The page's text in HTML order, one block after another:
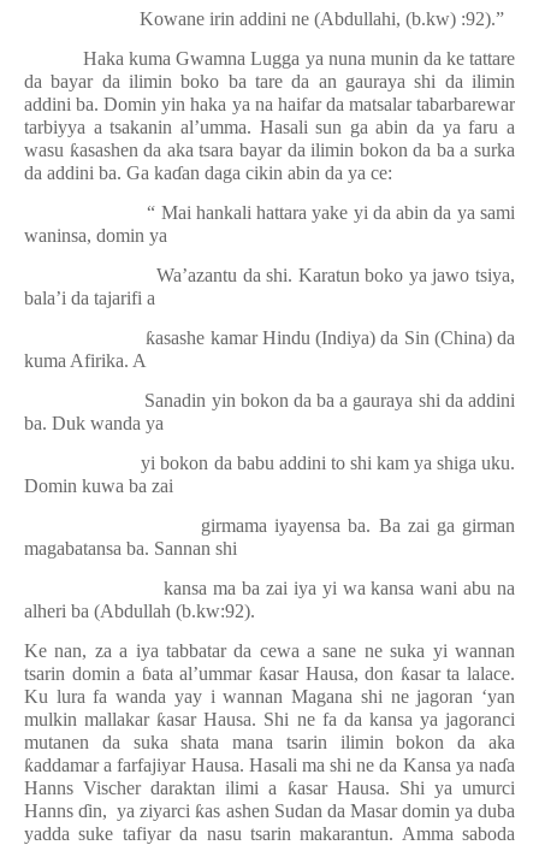
Kowane irin addini ne (Abdullahi, (b.kw) :92).”
Haka kuma Gwamna Lugga ya nuna munin da ke tattare
da bayar da ilimin boko ba tare da an gauraya shi da ilimin
addini ba. Domin yin haka ya na haifar da matsalar tabarbarewar
tarbiyya a tsakanin al’umma. Hasali sun ga abin da ya faru a
wasu ƙasashen da aka tsara bayar da ilimin bokon da ba a surka
da addini ba. Ga kaɗan daga cikin abin da ya ce:
“ Mai hankali hattara yake yi da abin da ya sami
waninsa, domin ya
Wa’azantu da shi. Karatun boko ya jawo tsiya,
bala’i da tajarifi a
ƙasashe kamar Hindu (Indiya) da Sin (China) da
kuma Afirika. A
Sanadin yin bokon da ba a gauraya shi da addini
ba. Duk wanda ya
yi bokon da babu addini to shi kam ya shiga uku.
Domin kuwa ba zai
girmama iyayensa ba. Ba zai ga girman
magabatansa ba. Sannan shi
kansa ma ba zai iya yi wa kansa wani abu na
alheri ba (Abdullah (b.kw:92).
Ke nan, za a iya tabbatar da cewa a sane ne suka yi wannan
tsarin domin a ɓata al’ummar ƙasar Hausa, don ƙasar ta lalace.
Ku lura fa wanda yay i wannan Magana shi ne jagoran ‘yan
mulkin mallakar ƙasar Hausa. Shi ne fa da kansa ya jagoranci
mutanen da suka shata mana tsarin ilimin bokon da aka
ƙaddamar a farfajiyar Hausa. Hasali ma shi ne da Kansa ya naɗa
Hanns Vischer daraktan ilimi a ƙasar Hausa. Shi ya umurci
Hannsɗin, ya ziyarci ƙas ashen Sudan da Masar domin ya duba
yadda suke tafiyar da nasu tsarin makarantun. Amma saboda